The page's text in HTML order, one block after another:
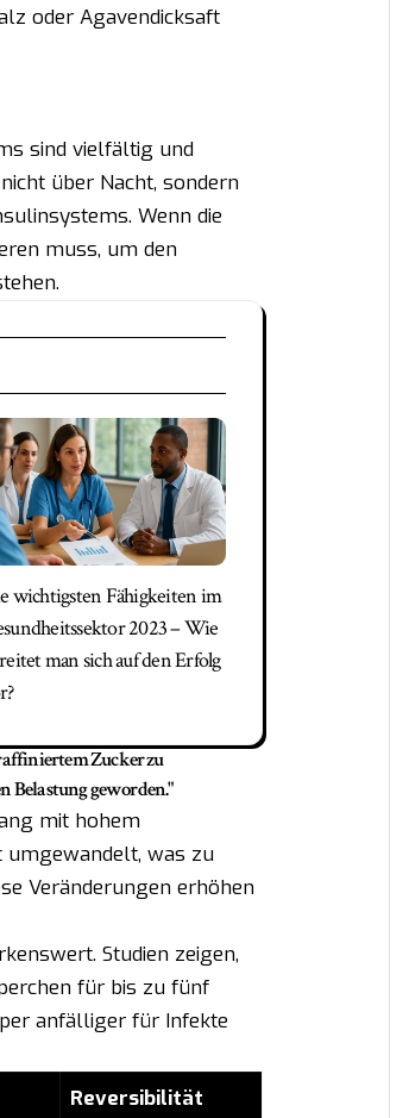
oder Agavendicksaft
sind vielfältig und
über Nacht, sondern
Wenn die
muss, um den
wichtigsten Fähigkeiten im
2023 – Wie
man sich auf den Erfolg
Zucker zu
Belastung geworden."
mit hohem
umgewandelt, was zu
Veränderungen erhöhen
Studien zeigen,
für bis zu fünf
anfälliger für Infekte
Reversibilität